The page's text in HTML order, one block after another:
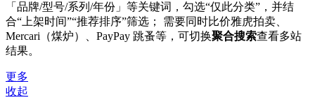
「品牌/型号/系列/年份」等关键词，勾选“仅此分类”，并结
合“上架时间”“推荐排序”筛选； 需要同时比价雅虎拍卖、
Mercari（煤炉）、PayPay 跳蚤等，可切换聚合搜索查看多站
结果。
更多
收起